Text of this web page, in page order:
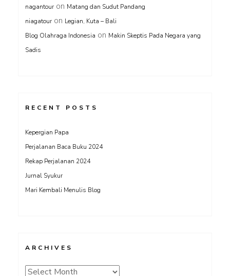
nagantour on Matang dan Sudut Pandang
niagatour on Legian, Kuta – Bali
Blog Olahraga Indonesia on Makin Skeptis Pada Negara yang
Sadis
RECENT POSTS
Kepergian Papa
Perjalanan Baca Buku 2024
Rekap Perjalanan 2024
Jurnal Syukur
Mari Kembali Menulis Blog
ARCHIVES
Archives